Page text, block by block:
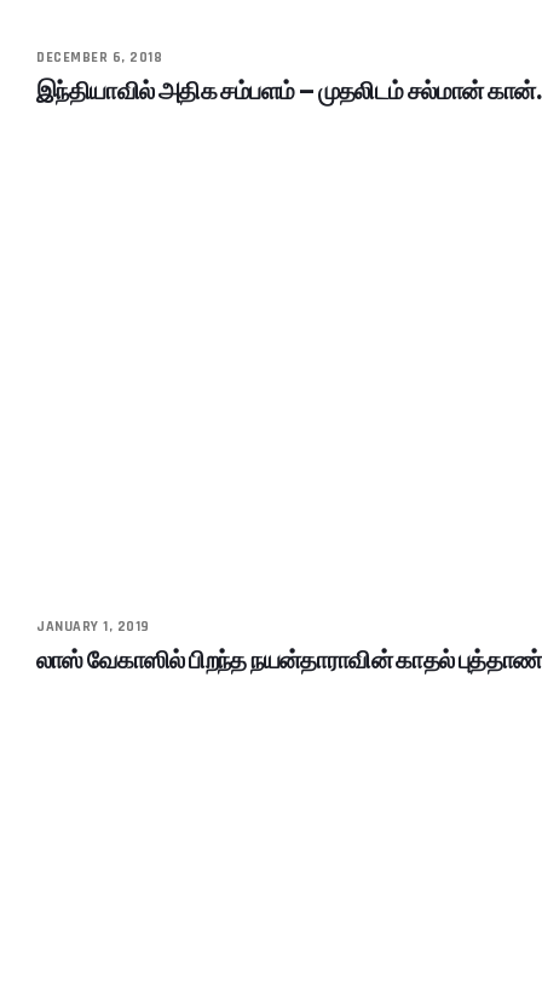
DECEMBER 6, 2018
இந்தியாவில் அதிக சம்பளம் – முதலிடம் சல்மான்
JANUARY 1, 2019
லாஸ் வேகாஸில் பிறந்த நயன்தாராவின் காதல்